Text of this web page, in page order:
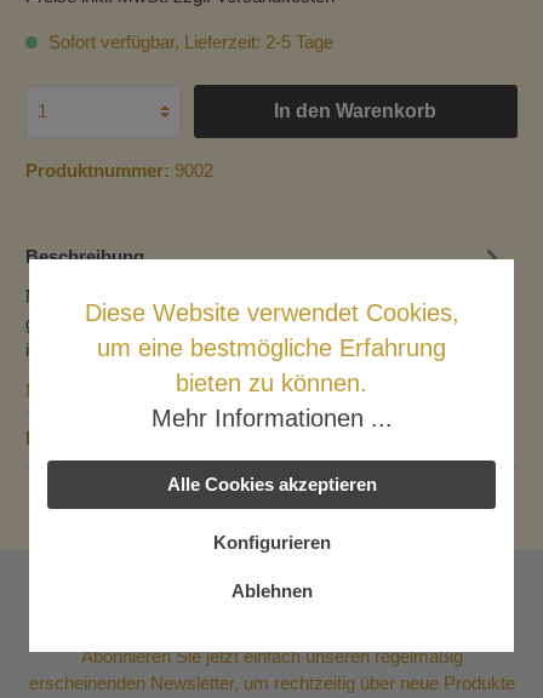
Sofort verfügbar, Lieferzeit: 2-5 Tage
In den Warenkorb
Produktnummer: 9002
Beschreibung
Nudeln aus auserlesenem, griechischem Weizen, mit
goldener Farbe und authentischem Geschmack, die jede
ihrer Kreationen ver…Mehr
Nährwerte
Bewertungen
Abonnieren Sie jetzt einfach unseren regelmäßig
erscheinenden Newsletter, um rechtzeitig über neue Produkte
Diese Website verwendet Cookies,
um eine bestmögliche Erfahrung
bieten zu können.
Mehr Informationen ...
Alle Cookies akzeptieren
Konfigurieren
Ablehnen